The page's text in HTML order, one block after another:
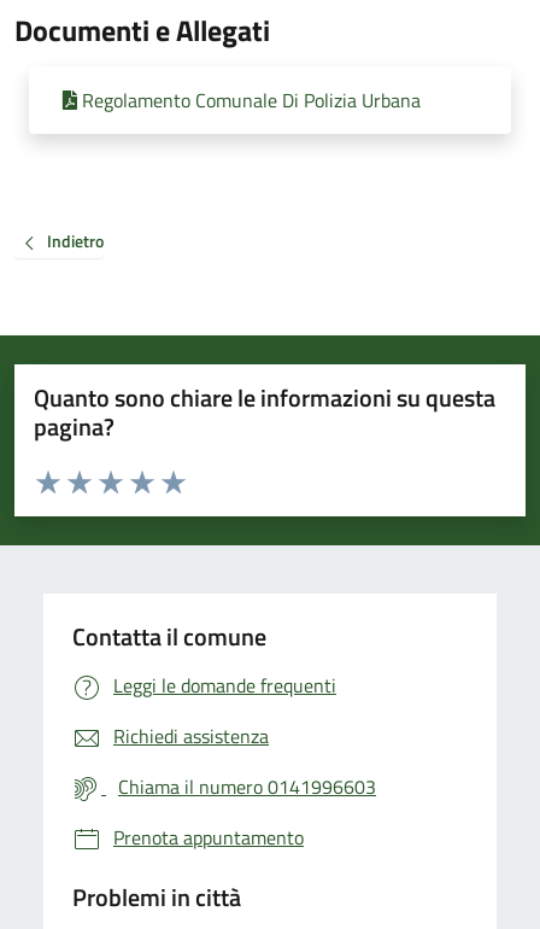
Documenti e Allegati
Regolamento Comunale Di Polizia Urbana
Indietro
Quanto sono chiare le informazioni su questa
pagina?
Valuta da 1 a 5 stelle la pagina
Valuta 5 stelle su 5
Valuta 4 stelle su 5
Valuta 3 stelle su 5
Valuta 2 stelle su 5
Valuta 1 stelle su 5
Contatta il comune
Leggi le domande frequenti
Richiedi assistenza
Chiama il numero 0141996603
Prenota appuntamento
Problemi in città